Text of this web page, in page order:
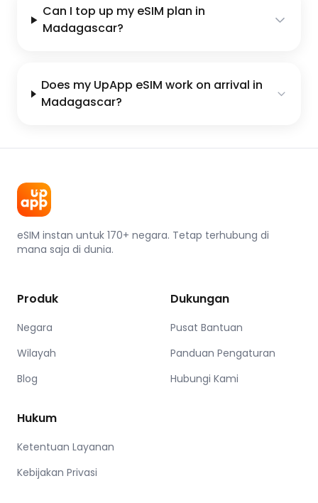
Can I top up my eSIM plan in
Madagascar?
Does my UpApp eSIM work on arrival in
Madagascar?
eSIM instan untuk 170+ negara. Tetap terhubung di
mana saja di dunia.
Produk
Negara
Wilayah
Blog
Dukungan
Pusat Bantuan
Panduan Pengaturan
Hubungi Kami
Hukum
Ketentuan Layanan
Kebijakan Privasi